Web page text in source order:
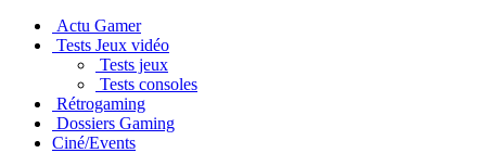
Actu Gamer
Tests Jeux vidéo
Tests jeux
Tests consoles
Rétrogaming
Dossiers Gaming
Ciné/Events